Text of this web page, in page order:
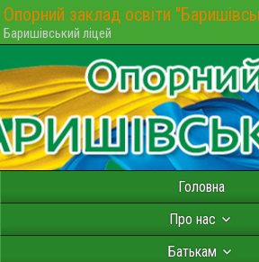
Опорний заклад освіти
Баришівський ліцей
Головна
Про нас
Батькам